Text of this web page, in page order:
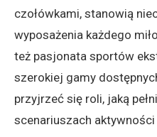
czołówkami, stanowią
wyposażenia każdego
też pasjonata sportów
szerokiej gamy
przyjrzeć się roli, jaką
scenariuszach